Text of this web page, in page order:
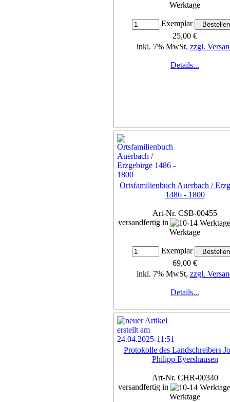
Werktage
Exemplar
25,00 €
inkl. 7% MwSt, zzgl.
Details...
Ortsfamilienbuch Auerbach /
1486 - 1800
Art-Nr. CSB-00455
versandfertig in
Werktage
Exemplar
69,00 €
inkl. 7% MwSt, zzgl.
Details...
Protokolle des Landschreibers
Philipp Eyershausen
Art-Nr. CHR-00340
versandfertig in
Werktage